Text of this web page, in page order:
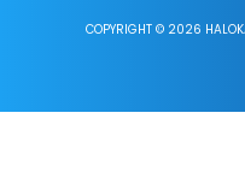
COPYRIGHT © 2026